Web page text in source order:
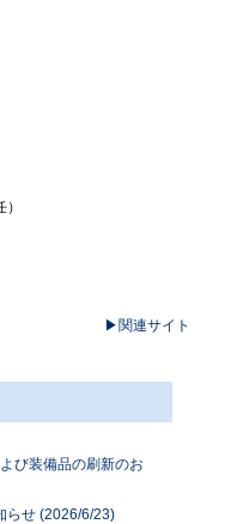
任）
▶関連サイト
び装備品の刷新のお
らせ (2026/6/23)